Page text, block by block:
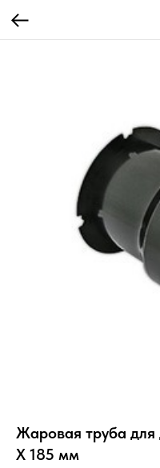
Жаровая труба для
X 185 мм